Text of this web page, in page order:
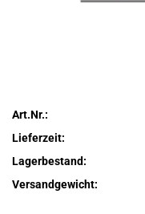
Art.Nr.:
Lieferzeit:
Lagerbestand:
Versandgewicht: